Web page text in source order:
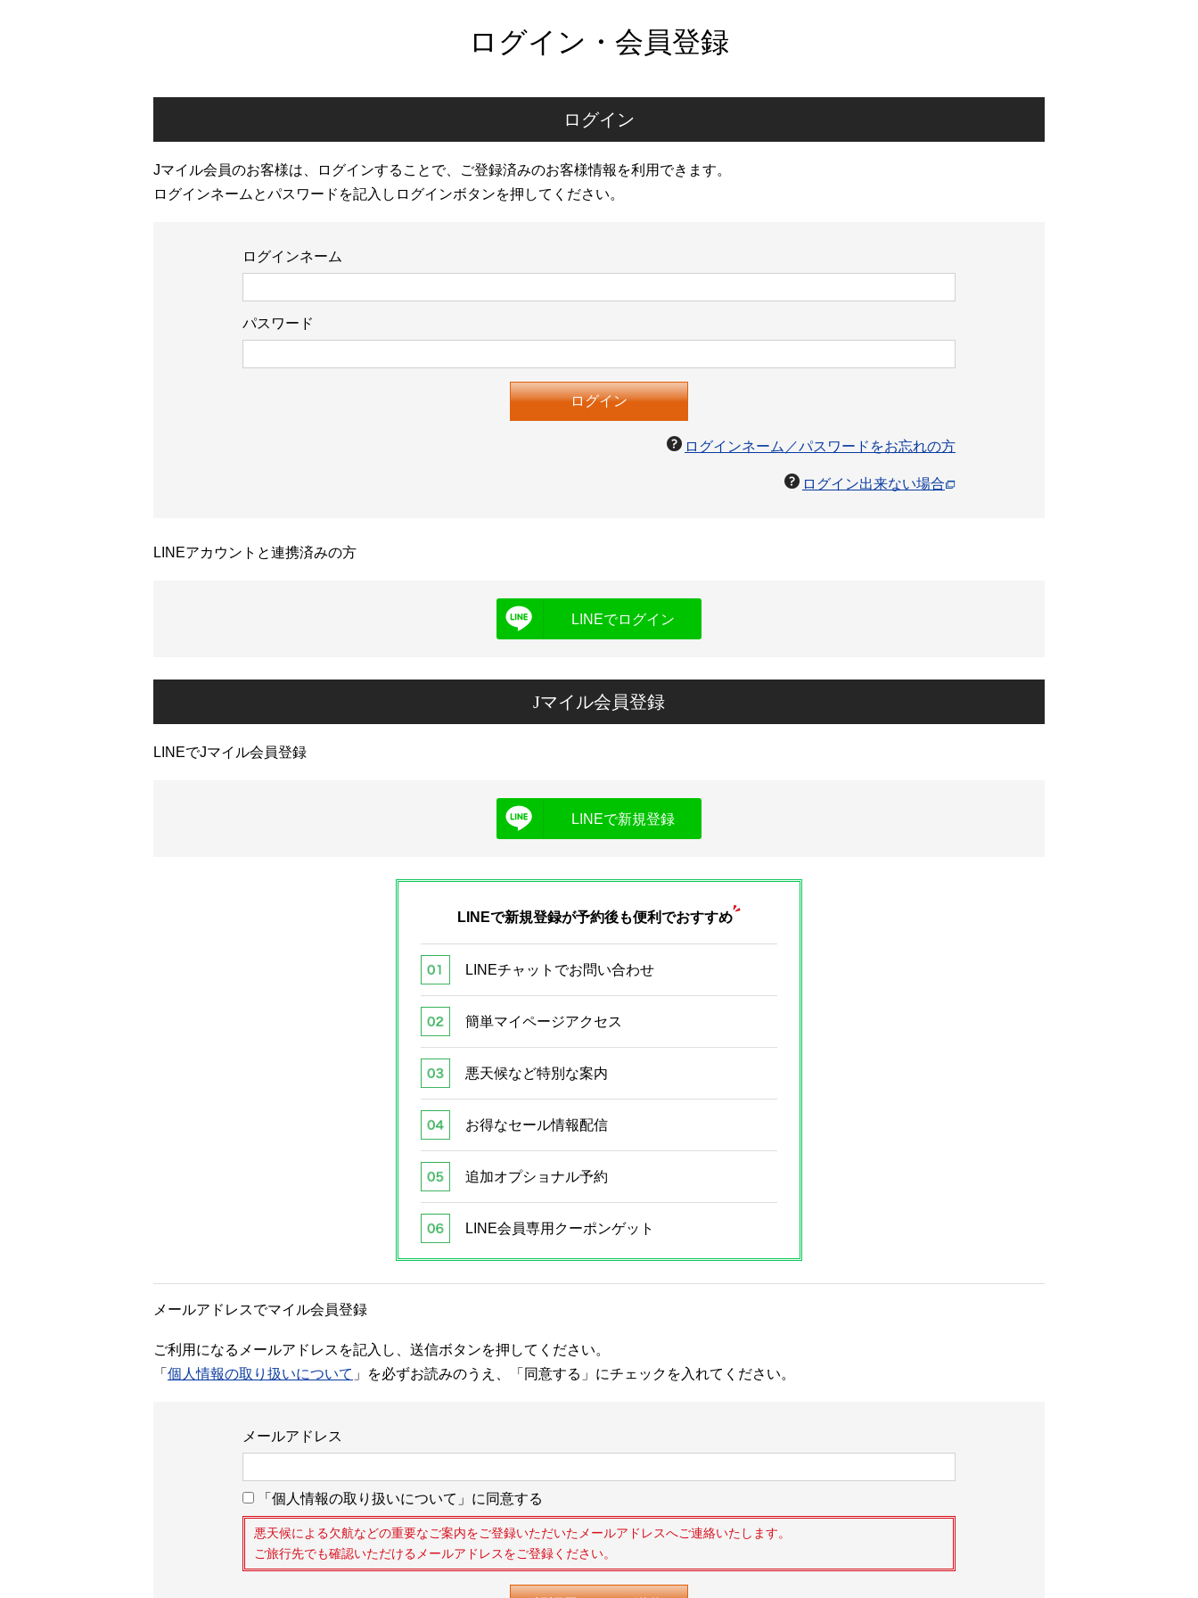
ログイン・会員登録
ログイン
Jマイル会員のお客様は、ログインすることで、ご登録済みのお客様情報を利用できます。
ログインネームとパスワードを記入しログインボタンを押してください。
ログインネーム
パスワード
ログインネーム／パスワードをお忘れの方
ログイン出来ない場合
LINEアカウントと連携済みの方
LINEでログイン
Jマイル会員登録
LINEでJマイル会員登録
LINEで新規登録
LINEで新規登録が予約後も便利でおすすめ
LINEチャットでお問い合わせ
簡単マイページアクセス
悪天候など特別な案内
お得なセール情報配信
追加オプショナル予約
LINE会員専用クーポンゲット
メールアドレスでマイル会員登録
ご利用になるメールアドレスを記入し、送信ボタンを押してください。
「 個人情報の取り扱いについて 」を必ずお読みのうえ、「同意する」にチェックを入れてください。
メールアドレス
「個人情報の取り扱いについて」に同意する
悪天候による欠航などの重要なご案内をご登録いただいたメールアドレスへご連絡いたします。
ご旅行先でも確認いただけるメールアドレスをご登録ください。